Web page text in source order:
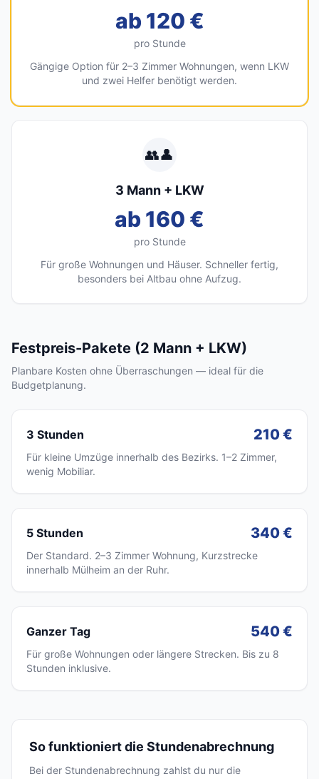
ab 120 €
pro Stunde
Gängige Option für 2–3 Zimmer Wohnungen, wenn LKW
und zwei Helfer benötigt werden.
👥👤
3 Mann + LKW
ab 160 €
pro Stunde
Für große Wohnungen und Häuser. Schneller fertig,
besonders bei Altbau ohne Aufzug.
Festpreis-Pakete (2 Mann + LKW)
Planbare Kosten ohne Überraschungen — ideal für die
Budgetplanung.
3 Stunden 210 €
Für kleine Umzüge innerhalb des Bezirks. 1–2 Zimmer,
wenig Mobiliar.
5 Stunden 340 €
Der Standard. 2–3 Zimmer Wohnung, Kurzstrecke
innerhalb Mülheim an der Ruhr.
Ganzer Tag 540 €
Für große Wohnungen oder längere Strecken. Bis zu 8
Stunden inklusive.
So funktioniert die Stundenabrechnung
Bei der Stundenabrechnung zahlst du nur die